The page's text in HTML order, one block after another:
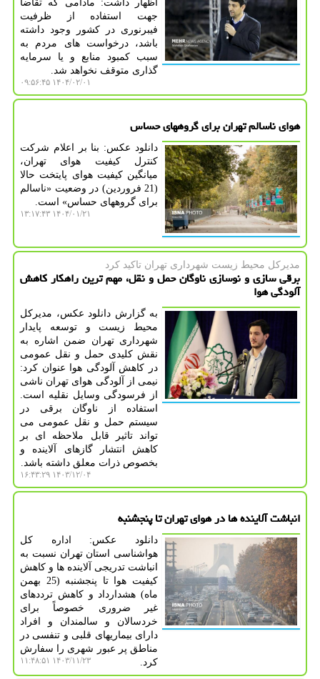
اظهار داشت: مادامی که تقاضا
جهت استفاده از ظرفیت
فیبرنوری در کشور وجود داشته
باشد، درخواست های مردم به
سبب کمبود منابع و یا سرمایه
گذاری متوقف نخواهد شد.
۱۴۰۴/۰۲/۰۱ ۰۹:۵۶:۴۵
هوای ناسالم تهران برای گروههای حساس
دانلود عکس: بنا بر اعلام شرکت
کنترل کیفیت هوای تهران،
میانگین کیفیت هوای پایتخت حالا
(21 فروردین) در وضعیت «ناسالم
برای گروههای حساس» است.
۱۴۰۴/۰۱/۲۱ ۱۳:۱۷:۴۳
مدیركل محیط زیست شهرداری تهران تاكید كرد
برقی سازی و نوسازی ناوگان حمل و نقل، مهم ترین راهکار کاهش
آلودگی هوا
به گزارش دانلود عکس، مدیرکل
محیط زیست و توسعه پایدار
شهرداری تهران ضمن اشاره به
نقش کلیدی حمل و نقل عمومی
در کاهش آلودگی هوا عنوان کرد:
نیمی از آلودگی هوای تهران ناشی
از فرسودگی وسایل نقلیه است.
استفاده از ناوگان برقی در
سیستم حمل و نقل عمومی می
تواند تاثیر قابل ملاحظه ای بر
کاهش انتشار گازهای آلاینده و
بخصوص ذرات معلق داشته باشد.
۱۴۰۳/۱۲/۰۴ ۱۶:۴۳:۲۹
انباشت آلاینده ها در هوای تهران تا پنجشنبه
دانلود عکس: اداره کل
هواشناسی استان تهران نسبت به
انباشت تدریجی آلاینده ها و کاهش
کیفیت هوا تا پنجشنبه (25 بهمن
ماه) هشدارداد و کاهش ترددهای
غیر ضروری خصوصاً برای
خردسالان و سالمندان و افراد
دارای بیماریهای قلبی و تنفسی در
مناطق پر عبور شهری را سفارش
کرد.
۱۴۰۳/۱۱/۲۳ ۱۱:۴۸:۵۱